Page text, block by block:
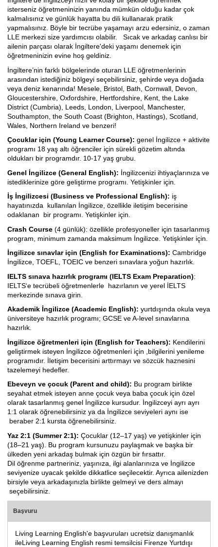
İspanyolca Kursu
Burs Yarışmaları
İtalyan Devlet Üniversiteleri
İtalyan Üniversitelerine Hazırlık
Dil Okulları
Yaz Okulu
Gurur Tablomuz
İletişim
isterseniz öğretmeninizin yanında mümkün olduğu kadar çok
kalmalısınız ve günlük hayatta bu dili kullanarak pratik
yapmalısınız. Böyle bir tecrübe yaşamayı arzu edersiniz, o zaman
LLE merkezi size yardımcısı olabilir. Sıcak ve arkadaş canlısı bir
ailenin parçası olarak İngiltere'deki yaşamı denemek için
öğretmeninizin evine hoş geldiniz.
İngiltere’nin farklı bölgelerinde oturan LLE öğretmenlerinin
arasından istediğiniz bölgeyi seçebilirsiniz, şehirde veya doğada
veya deniz kenarında! Mesele, Bristol, Bath, Cornwall, Devon,
Gloucestershire, Oxfordshire, Hertfordshire, Kent, the Lake
District (Cumbria), Leeds, London, Liverpool, Manchester,
Southampton, the South Coast (Brighton, Hastings), Scotland,
Wales, Northern Ireland ve benzeri!
Çocuklar için (Young Learner Course): genel İngilizce + aktivite
programı 18 yaş altı öğrenciler için sürekli gözetim altında
oldukları bir programdır. 10-17 yaş grubu.
Genel İngilizce (General English): İngilizcenizi ihtiyaçlarınıza ve
istediklerinize göre geliştirme programı. Yetişkinler için.
İş İngilizcesi (Business ve Professional English): iş
hayatınızda kullanılan İngilizce, özellikle iletişim becerisine
odaklanan bir programı. Yetişkinler için.
Crash Course (4 günlük): özellikle profesyoneller için tasarlanmış
program, minimum zamanda maksimum İngilizce. Yetişkinler için.
İngilizce sınavlar için (English for Examinations): Cambridge
İngilizce, TOEFL, TOEIC ve benzeri sınavlara yoğun hazırlık.
IELTS sınava hazırlık programı (IELTS Exam Preparation):
IELTS‘e tecrübeli öğretmenlerle hazırlanın ve yerel İELTS
merkezinde sınava girin.
Akademik İngilizce (Academic English): yurtdışında okula veya
üniversiteye hazırlık programı; GCSE ve A-level sınavlarına
hazırlık.
İngilizce öğretmenleri için (English for Teachers): Kendilerini
geliştirmek isteyen İngilizce öğretmenleri için ,bilgilerini yenileme
programıdır. İletişim becerisini arttırmayı ve sözcük haznesini
tazelemeyi hedefler.
Ebeveyn ve çocuk (Parent and child): Bu program birlikte
seyahat etmek isteyen anne çocuk veya baba çocuk için özel
olarak tasarlanmış genel İngilizce kursudur. İngilizceyi ayrı ayrı
1:1 olarak öğrenebilirsiniz ya da İngilizce seviyeleri aynı ise
beraber 2:1 kursta öğrenebilirsiniz.
Yaz 2:1 (Summer 2:1): Çocuklar (12–17 yaş) ve yetişkinler için
(18–21 yaş). Bu program kursunuzu paylaşmak ve başka bir
ülkeden yeni arkadaş bulmak için özgün bir fırsattır.
Dil öğrenme partneriniz, yaşınıza, ilgi alanlarınıza ve İngilizce
seviyenize uyacak şekilde dikkatlice seçilecektir. Ayrıca ailenizden
birsiyle veya arkadaşınızla birlikte gelmeyi ve ders almayı
seçebilirsiniz.
Başvuru
Living Learning English'e başvuruları ucretsiz danışmanlık
ileLiving Learning English resmi temsilcisi Firenze Yurtdışı